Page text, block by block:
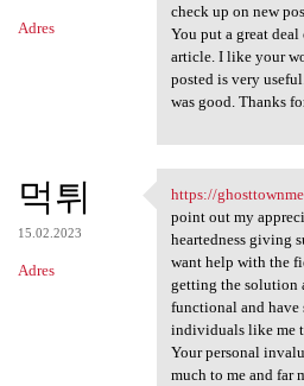
Adres
check up on new
You put a great
article. I like your
posted is very
was good. Thanks
먹튀
15.02.2023
Adres
https://
https://
point out my
heartedness giving
want help with the
getting the solution
functional and
individuals like me
Your personal
much to me and far